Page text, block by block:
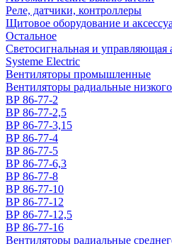
Реле, датчики, контроллеры
Щитовое оборудование и
Остальное
Светосигнальная и управляющая
Systeme Electric
Вентиляторы промышленные
Вентиляторы радиальные
ВР 86-77-2
ВР 86-77-2,5
ВР 86-77-3,15
ВР 86-77-4
ВР 86-77-5
ВР 86-77-6,3
ВР 86-77-8
ВР 86-77-10
ВР 86-77-12
ВР 86-77-12,5
ВР 86-77-16
Вентиляторы радиальные